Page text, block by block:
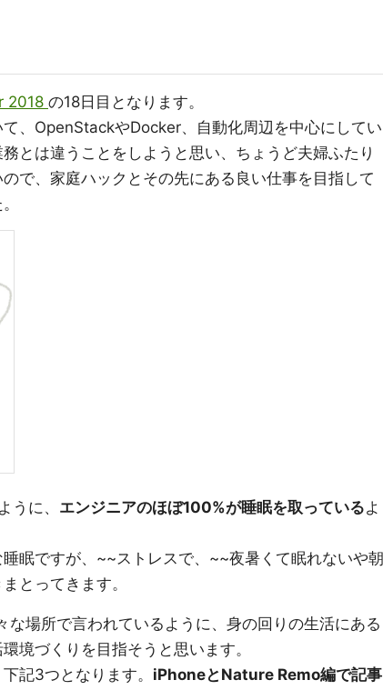
2018 の18日目となります。
、OpenStackやDocker、自動化周辺を中心にしてい
とは違うことをしようと思い、ちょうど夫婦ふたり
で、家庭ハックとその先にある良い仕事を目指して
うに、 エンジニアのほぼ100%が睡眠を取っているよ
眠ですが、~~ストレスで、~~夜暑くて眠れないや朝
とってきます。
な場所で言われているように、身の回りの生活にある
境づくりを目指そうと思います。
記3つとなります。 iPhoneとNature Remo編で記事